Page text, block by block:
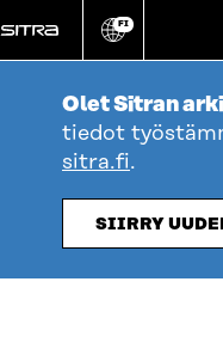
suoraan
sisältöön
Vaihda
kieli
FI
Olet Sitran
tiedot
sitra.fi.
SIIRRY